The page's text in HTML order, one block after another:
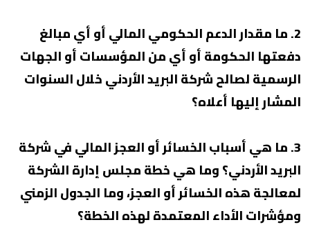
2. ما مقدار الدعم الحكومي المالي أو أي مبالغ
دفعتها الحكومة أو أي من المؤسسات أو الجهات
الرسمية لصالح شركة البريد الأردني خلال السنوات
المشار إليها أعلاه؟
3. ما هي أسباب الخسائر أو العجز المالي في شركة
البريد الأردني؟ وما هي خطة مجلس إدارة الشركة
لمعالجة هذه الخسائر أو العجز، وما الجدول الزمني
ومؤشرات الأداء المعتمدة لهذه الخطة؟